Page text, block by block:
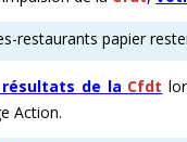
restaurants papier
résultats de la Cfdt
Action.